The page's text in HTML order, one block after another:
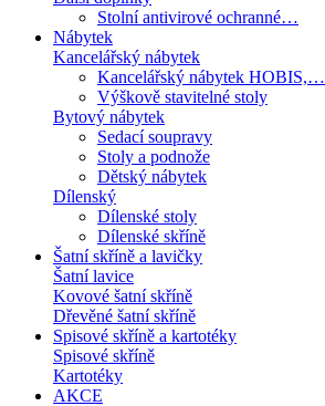
Stolní antivirové ochranné…
Nábytek
Kancelářský nábytek
Kancelářský nábytek HOBIS,…
Výškově stavitelné stoly
Bytový nábytek
Sedací soupravy
Stoly a podnože
Dětský nábytek
Dílenský
Dílenské stoly
Dílenské skříně
Šatní skříně a lavičky
Šatní lavice
Kovové šatní skříně
Dřevěné šatní skříně
Spisové skříně a kartotéky
Spisové skříně
Kartotéky
AKCE